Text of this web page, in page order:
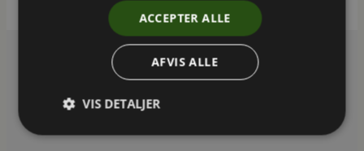
ACCEPTER ALLE
AFVIS ALLE
VIS DETALJER